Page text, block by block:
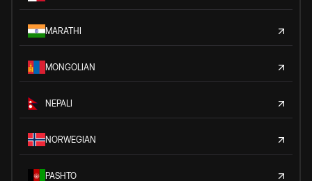
MARATHI
MONGOLIAN
NEPALI
NORWEGIAN
PASHTO